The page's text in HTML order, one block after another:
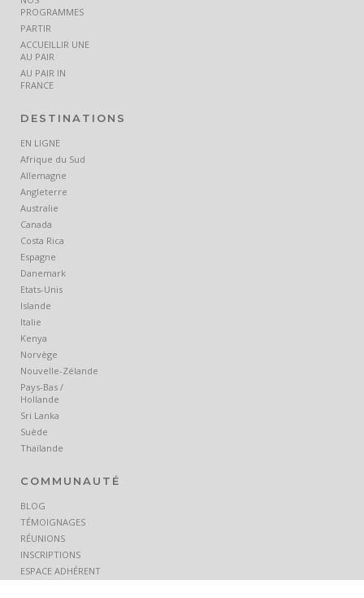
PROGRAMMES
PARTIR
ACCUEILLIR UNE
AU PAIR
AU PAIR IN
FRANCE
DESTINATIONS
EN LIGNE
Afrique du Sud
Allemagne
Angleterre
Australie
Canada
Costa Rica
Espagne
Danemark
Etats-Unis
Islande
Italie
Kenya
Norvège
Nouvelle-Zélande
Pays-Bas /
Hollande
Sri Lanka
Suède
Thaïlande
COMMUNAUTÉ
BLOG
TÉMOIGNAGES
RÉUNIONS
INSCRIPTIONS
ESPACE ADHÉRENT